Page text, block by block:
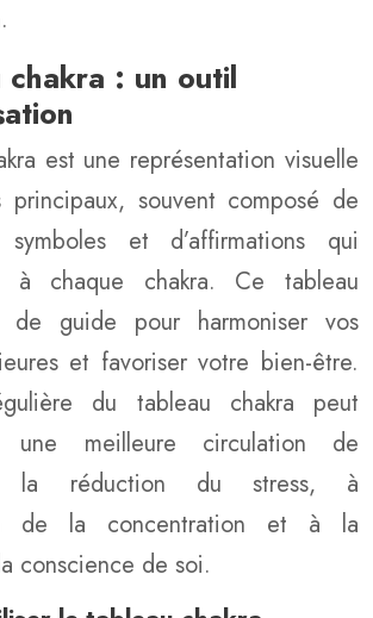
chakra : un outil
est une représentation visuelle
principaux, souvent composé de
et d’affirmations qui
à chaque chakra. Ce tableau
de guide pour harmoniser vos
et favoriser votre bien-être.
du tableau chakra peut
une meilleure circulation de
la réduction du stress, à
de la concentration et à la
conscience de soi.